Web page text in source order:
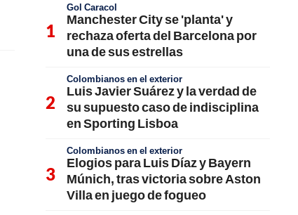
Gol Caracol
Manchester City se 'planta' y
rechaza oferta del Barcelona por
una de sus estrellas
Colombianos en el exterior
Luis Javier Suárez y la verdad de
su supuesto caso de indisciplina
en Sporting Lisboa
Colombianos en el exterior
Elogios para Luis Díaz y Bayern
Múnich, tras victoria sobre Aston
Villa en juego de fogueo